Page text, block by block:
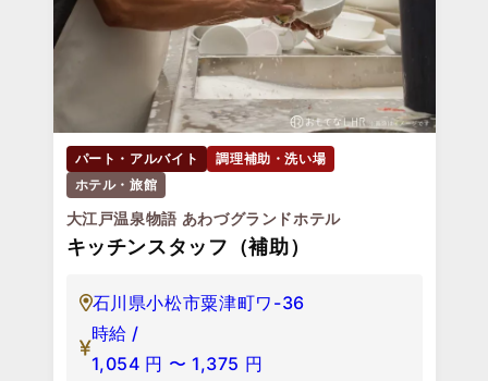
パート・アルバイト
調理補助・洗い場
ホテル・旅館
大江戸温泉物語 あわづグランドホテル
キッチンスタッフ（補助）
石川県小松市粟津町ワ-36
時給 /
1,054 円 〜 1,375 円